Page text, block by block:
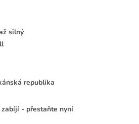
silný
republika
zabíjí - přestaňte nyní